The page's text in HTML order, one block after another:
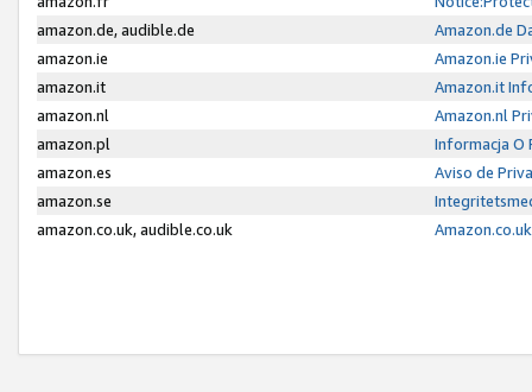
amazon.de, audible.de
Amazon.de
amazon.ie
Amazon.ie
amazon.it
Amazon.it
amazon.nl
Amazon.nl
amazon.pl
Informacja O
amazon.es
Aviso de
amazon.se
amazon.co.uk, audible.co.uk